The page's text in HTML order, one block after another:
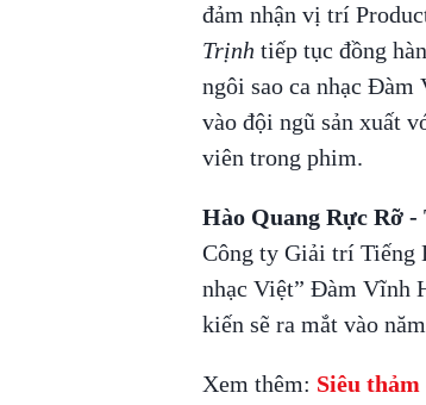
đảm nhận vị trí
Trịnh tiếp tục đồng
ngôi sao ca nhạc
vào đội ngũ sản xuất
viên trong phim.
Hào Quang Rực Rỡ
Công ty Giải trí Tiếng
nhạc Việt” Đàm Vĩnh
kiến sẽ ra mắt vào
Xem thêm: Siêu